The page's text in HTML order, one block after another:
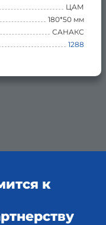
ЦАМ
180*50 мм
САНАКС
1288
к